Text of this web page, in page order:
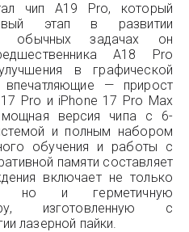
чип A19 Pro, который
этап в развитии
В обычных задачах он
A18 Pro
в графической
— прирост
Pro и iPhone 17 Pro Max
мощная версия чипа с 6-
и полным набором
обучения и работы с
памяти составляет
включает не только
но и герметичную
изготовленную с
лазерной пайки.